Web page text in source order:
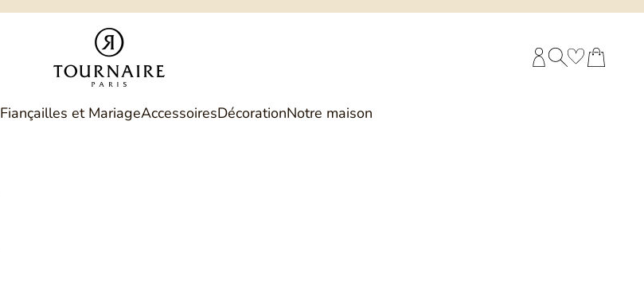
Philippe Tournaire
Fiançailles et MariageAccessoiresDécorationNotre maison
COMPTE CLIENT
RECHERCHEPANIER